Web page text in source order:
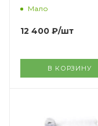
Мало
12 400 ₽/шт
В КОРЗИНУ